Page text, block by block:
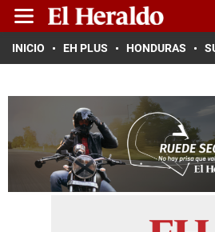
INICIO EH PLUS HONDURAS